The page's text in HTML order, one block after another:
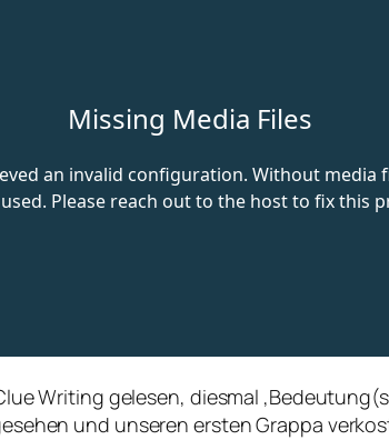
Writing gelesen, diesmal
und unseren ersten Grappa